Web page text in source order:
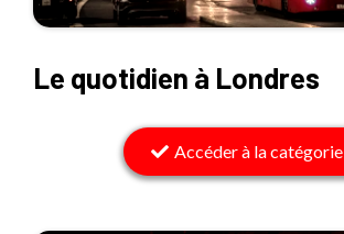
Le quotidien à Londres
Accéder à la catégorie